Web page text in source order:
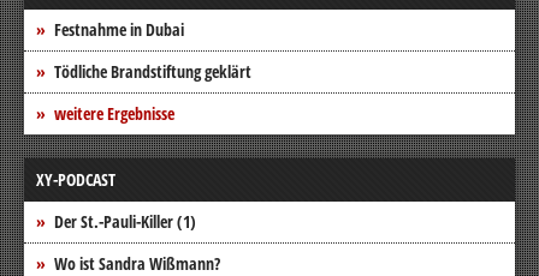
Festnahme in Dubai
Tödliche Brandstiftung geklärt
weitere Ergebnisse
XY-PODCAST
Der St.-Pauli-Killer (1)
Wo ist Sandra Wißmann?